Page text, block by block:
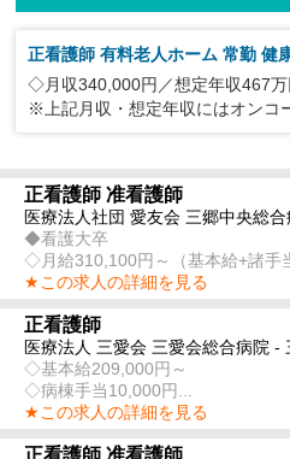
正看護師 有料老人ホーム 常勤 健
◇月収340,000円／想定年収467万
※上記月収・想定年収にはオンコ
正看護師 准看護師
医療法人社団 愛友会 三郷中央総
◆看護大卒
◇月給310,100円～（基本給+諸手
★この求人の詳細を見る
正看護師
医療法人 三愛会 三愛会総合病院 -
◇基本給209,000円～
◇病棟手当10,000円...
★この求人の詳細を見る
正看護師 准看護師